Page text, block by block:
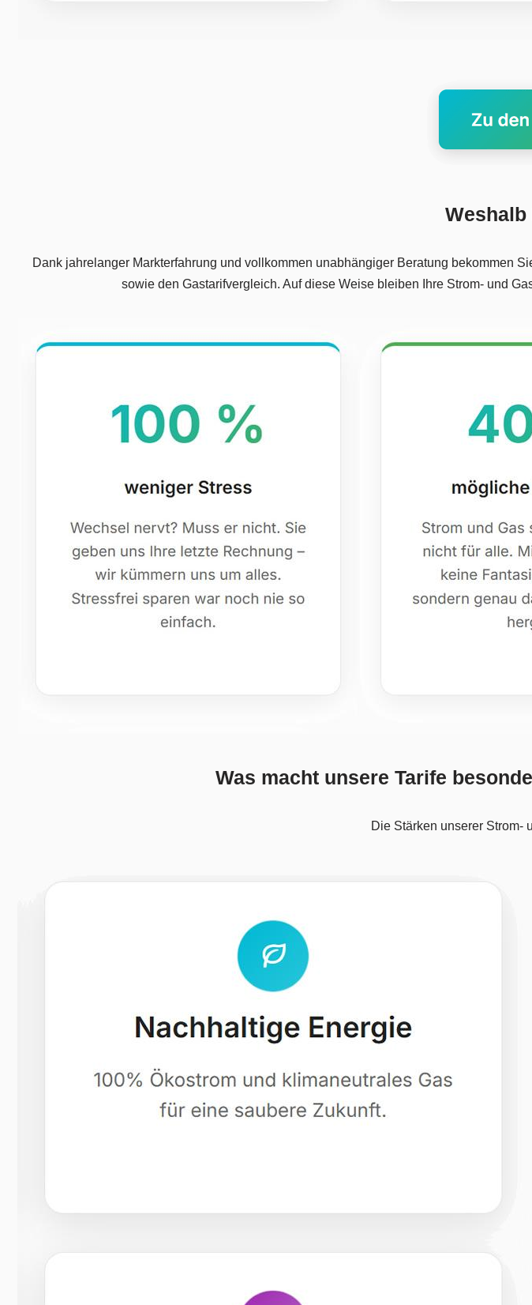
Dank jahrelanger Markterfahrung und vollkommen unabhängiger Beratung bekommen
sowie den Gastarifvergleich. Auf diese Weise bleiben Ihre Strom- und
Was macht unsere Tarife
Die Stärken unserer Strom-